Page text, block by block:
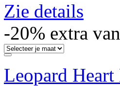
Zie details
-20% extra
Leopard